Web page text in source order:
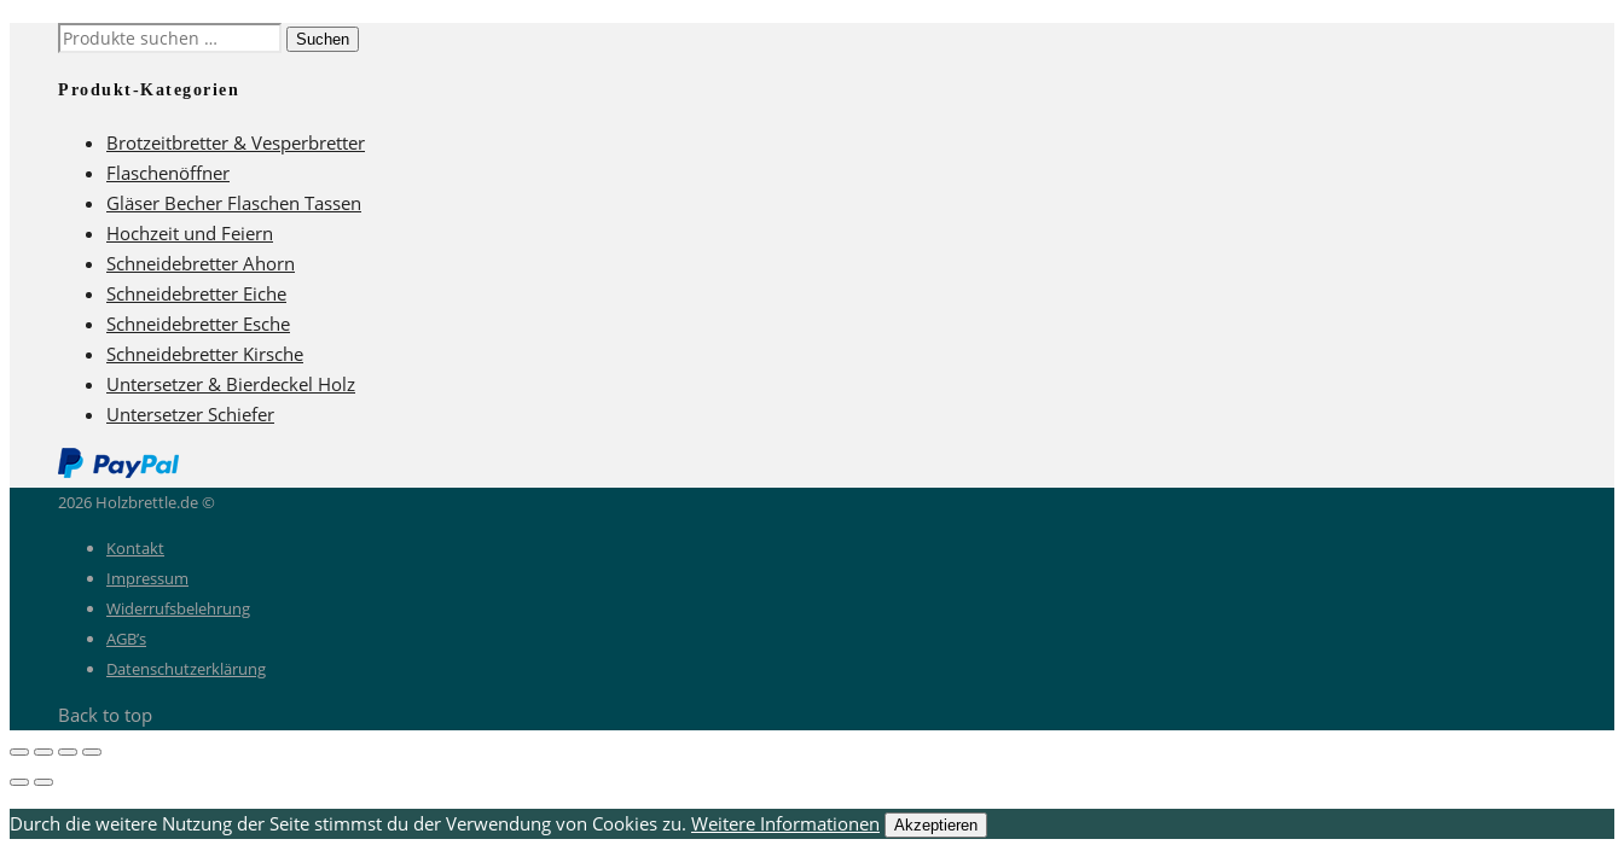
Suchen
Suchen
Produkt-Kategorien
Brotzeitbretter & Vesperbretter
Flaschenöffner
Gläser Becher Flaschen Tassen
Hochzeit und Feiern
Schneidebretter Ahorn
Schneidebretter Eiche
Schneidebretter Esche
Schneidebretter Kirsche
Untersetzer & Bierdeckel Holz
Untersetzer Schiefer
2026 Holzbrettle.de ©
Kontakt
Impressum
Widerrufsbelehrung
AGB’s
Datenschutzerklärung
Back to top
Durch die weitere Nutzung der Seite stimmst du der Verwendung von Cookies zu. Weitere Informationen Akzeptieren